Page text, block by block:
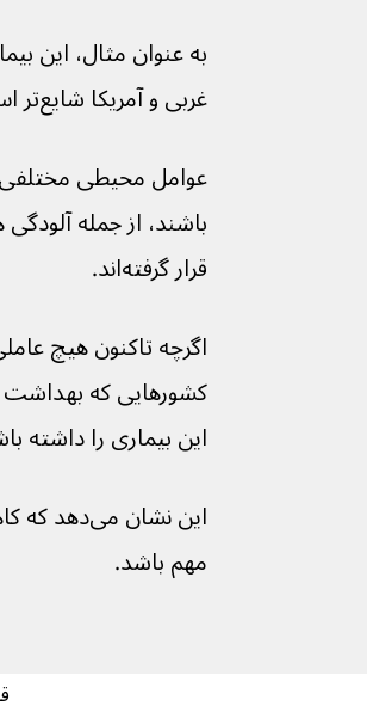
غربی و آمریکا شایع‌تر است.
عوامل محیطی
قرار گرفته‌اند.
کشورهایی که بهداشت
این بیماری را داشته
مهم باشد.